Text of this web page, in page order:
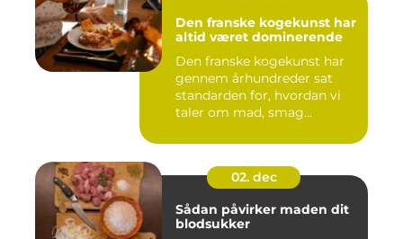
Den franske kogekunst har
altid været dominerende
Den franske kogekunst har
gennem århundreder sat
standarden for, hvordan vi
taler om mad, smag...
02. dec
Sådan påvirker maden dit
blodsukker